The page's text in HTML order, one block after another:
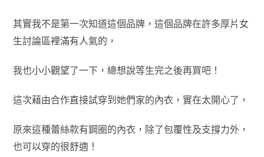
其實我不是第一次知道這個品牌，這個品牌在許多厚片女
生討論區裡滿有人氣的，
我也小小觀望了一下，總想說等生完之後再買吧！
這次藉由合作直接試穿到她們家的內衣，實在太開心了，
原來這種蕾絲款有鋼圈的內衣，除了包覆性及支撐力外，
也可以穿的很舒適！